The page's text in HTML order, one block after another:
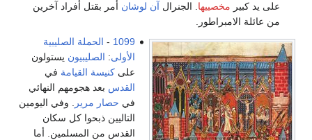
على يد كبير مخصييها. الجنرال آن لوشان أمر بقتل أفراد آخرين
من عائلة الامبراطور.
1099
- الحملة الصليبية
الأولى: الصليبيون يستولون
على كنيسة القيامة في
القدس بعد هجومهم النهائي
في حصار مرير . وفي اليومين
التاليين ذبحوا كل سكان
القدس من المسلمين. أما